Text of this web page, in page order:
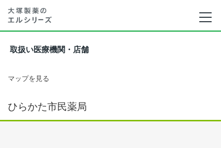
取扱い医療機関・店舗
マップを見る
ひらかた市民薬局